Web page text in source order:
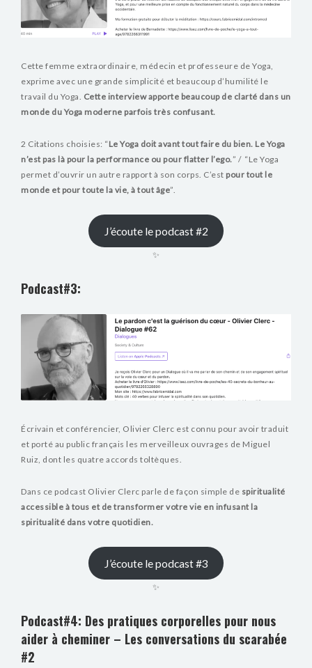
Cette femme extraordinaire, médecin et professeure de Yoga,
exprime avec une grande simplicité et beaucoup d’humilité le
travail du Yoga. Cette interview apporte beaucoup de clarté dans un
monde du Yoga moderne parfois très confusant.
2 Citations choisies: “Le Yoga doit avant tout faire du bien. Le Yoga
n’est pas là pour la performance ou pour flatter l’ego.” / “Le Yoga
permet d’ouvrir un autre rapport à son corps. C’est pour tout le
monde et pour toute la vie, à tout âge”.
J’écoute le podcast #2
✨
Podcast#3:
Écrivain et conférencier, Olivier Clerc est connu pour avoir traduit
et porté au public français les merveilleux ouvrages de Miguel
Ruiz, dont les quatre accords toltèques.
Dans ce podcast Olivier Clerc parle de façon simple de spiritualité
accessible à tous et de transformer votre vie en infusant la
spiritualité dans votre quotidien.
J’écoute le podcast #3
✨
Podcast#4: Des pratiques corporelles pour nous
aider à cheminer – Les conversations du scarabée
#2